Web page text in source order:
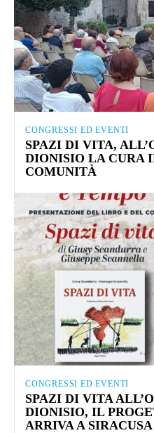
CONGRESSI ED EVENTI
SPAZI DI VITA,
DIONISIO LA CURA
COMUNITÀ
CONGRESSI ED EVENTI
SPAZI DI VITA
DIONISIO, IL
ARRIVA A SIRACUSA